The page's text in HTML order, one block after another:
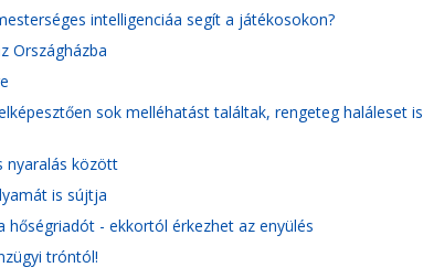
intelligenciáa segít a játékosokon?
Országházba
sok melléhatást találtak, rengeteg haláleset is
nyaralás között
is sújtja
- ekkortól érkezhet az enyülés
tróntól!